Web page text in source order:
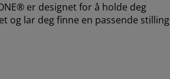
er designet for å holde deg
og lar deg finne en passende stilling